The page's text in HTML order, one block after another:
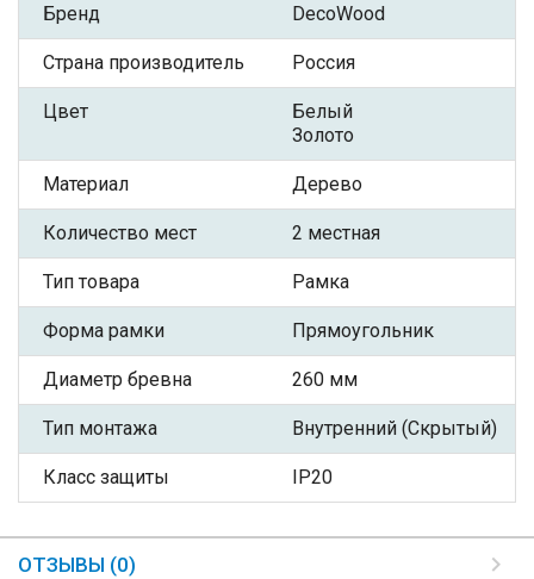
Бренд DecoWood
Страна производитель Россия
Цвет
Белый
Золото
Материал Дерево
Количество мест 2 местная
Тип товара Рамка
Форма рамки Прямоугольник
Диаметр бревна 260 мм
Тип монтажа Внутренний (Скрытый)
Класс защиты IP20
ОТЗЫВЫ (0)